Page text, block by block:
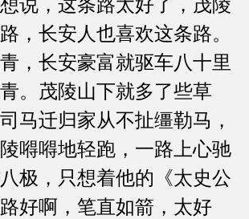
，这条路太好了，茂陵
，长安人也喜欢这条路。
，长安豪富就驱车八十里
。茂陵山下就多了些草
马迁归家从不扯缰勒马，
嘚嘚地轻跑，一路上心驰
极，只想着他的《太史公
好啊，笔直如箭，太好